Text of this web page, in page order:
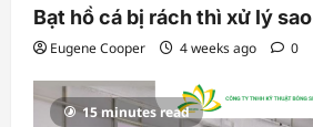
Bạt hồ cá bị rách thì xử lý sao
Eugene Cooper 4 weeks ago 0
15 minutes read